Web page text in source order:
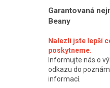
Garantovaná
Beany
Nalezli jste lepší
poskytneme.
Informujte nás o
odkazu do
informací.